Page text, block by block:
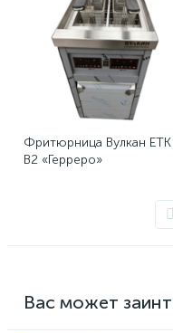
Фритюрница Вулкан ETK
B2 «Герреро»
Вас может